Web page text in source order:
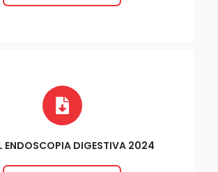
ENDOSCOPIA DIGESTIVA 2024